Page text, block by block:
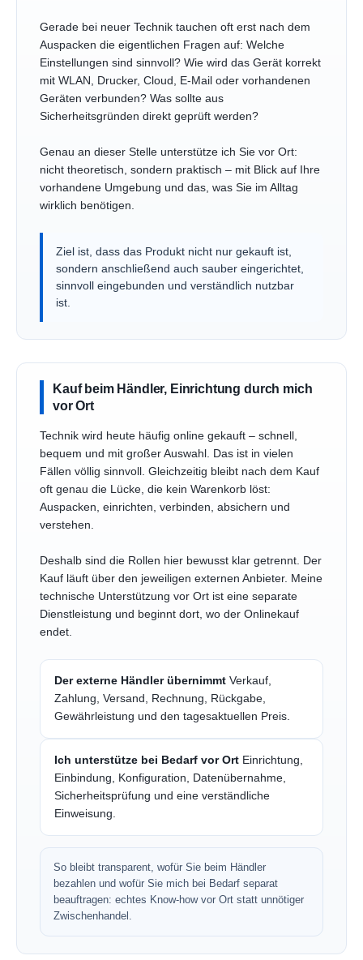
Gerade bei neuer Technik tauchen oft erst nach dem
Auspacken die eigentlichen Fragen auf: Welche
Einstellungen sind sinnvoll? Wie wird das Gerät korrekt
mit WLAN, Drucker, Cloud, E-Mail oder vorhandenen
Geräten verbunden? Was sollte aus
Sicherheitsgründen direkt geprüft werden?
Genau an dieser Stelle unterstütze ich Sie vor Ort:
nicht theoretisch, sondern praktisch – mit Blick auf Ihre
vorhandene Umgebung und das, was Sie im Alltag
wirklich benötigen.
Ziel ist, dass das Produkt nicht nur gekauft ist,
sondern anschließend auch sauber eingerichtet,
sinnvoll eingebunden und verständlich nutzbar
ist.
Kauf beim Händler, Einrichtung durch mich
vor Ort
Technik wird heute häufig online gekauft – schnell,
bequem und mit großer Auswahl. Das ist in vielen
Fällen völlig sinnvoll. Gleichzeitig bleibt nach dem Kauf
oft genau die Lücke, die kein Warenkorb löst:
Auspacken, einrichten, verbinden, absichern und
verstehen.
Deshalb sind die Rollen hier bewusst klar getrennt. Der
Kauf läuft über den jeweiligen externen Anbieter. Meine
technische Unterstützung vor Ort ist eine separate
Dienstleistung und beginnt dort, wo der Onlinekauf
endet.
Der externe Händler übernimmt Verkauf,
Zahlung, Versand, Rechnung, Rückgabe,
Gewährleistung und den tagesaktuellen Preis.
Ich unterstütze bei Bedarf vor Ort Einrichtung,
Einbindung, Konfiguration, Datenübernahme,
Sicherheitsprüfung und eine verständliche
Einweisung.
So bleibt transparent, wofür Sie beim Händler
bezahlen und wofür Sie mich bei Bedarf separat
beauftragen: echtes Know-how vor Ort statt unnötiger
Zwischenhandel.